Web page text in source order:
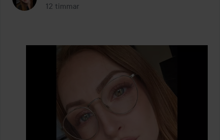
12 timmar
Inlägget skapades 12 timmar